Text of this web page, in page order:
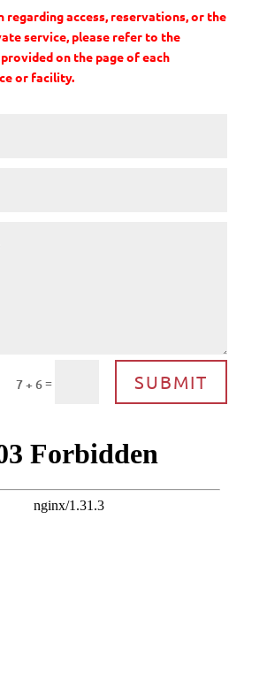
access, reservations, or the
service, please refer to the
on the page of each
or facility.
7 + 6= SUBMIT